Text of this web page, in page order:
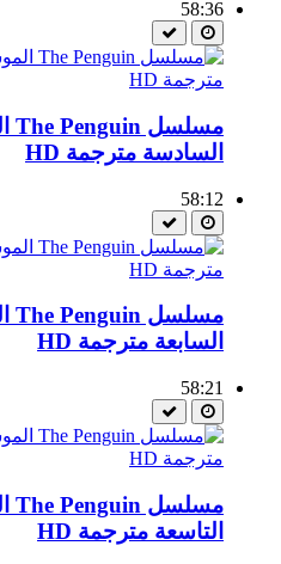
58:36
السادسة مترجمة HD
58:12
السابعة مترجمة HD
58:21
التاسعة مترجمة HD